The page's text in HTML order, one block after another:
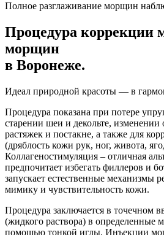
Полное разглаживание морщин
Процедура коррекции
морщин
в Воронеже.
Идеал природной красоты — в
Процедура показана при потере
старении шеи и декольте, изменении
растяжек и постакне, а также для
(дряблость кожи рук, ног, живота,
Коллагеностимуляция – отличная
предпочитает избегать филлеров и
запускает естественные механизмы
мимику и чувствительность кожи.
Процедура заключается в точечном
(жидкого раствора) в
помощью тонкой иглы. Инъекции